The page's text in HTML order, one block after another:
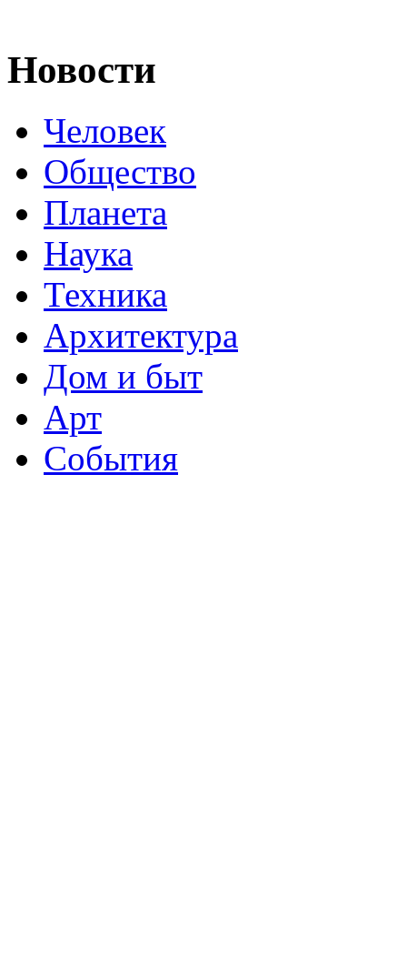
Новости
Человек
Общество
Планета
Наука
Техника
Архитектура
Дом и быт
Арт
События